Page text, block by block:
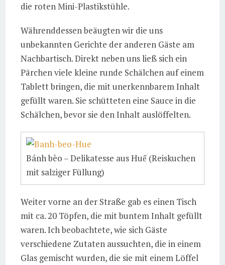
die roten Mini-Plastikstühle.
Währenddessen beäugten wir die uns
unbekannten Gerichte der anderen Gäste am
Nachbartisch. Direkt neben uns ließ sich ein
Pärchen viele kleine runde Schälchen auf einem
Tablett bringen, die mit unerkennbarem Inhalt
gefüllt waren. Sie schütteten eine Sauce in die
Schälchen, bevor sie den Inhalt auslöffelten.
Bánh bèo – Delikatesse aus Huế (Reiskuchen
mit salziger Füllung)
Weiter vorne an der Straße gab es einen Tisch
mit ca. 20 Töpfen, die mit buntem Inhalt gefüllt
waren. Ich beobachtete, wie sich Gäste
verschiedene Zutaten aussuchten, die in einem
Glas gemischt wurden, die sie mit einem Löffel